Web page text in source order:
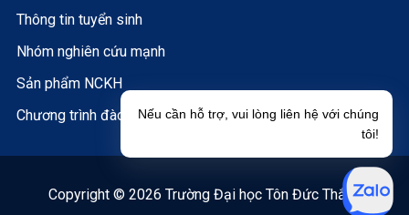
Nếu cần hỗ trợ, vui lòng liên hệ với chúng
tôi!
Thông tin tuyển sinh
Nhóm nghiên cứu mạnh
Sản phẩm NCKH
Chương trình đào tạo
Copyright © 2026 Trường Đại học Tôn Đức Thắng